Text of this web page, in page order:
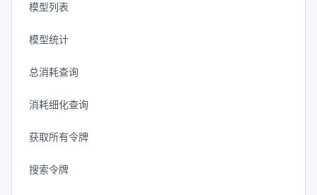
模型列表
模型统计
总消耗查询
消耗细化查询
获取所有令牌
搜索令牌